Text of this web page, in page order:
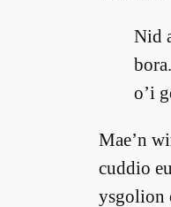
Nid
o’i
Mae’n
cuddio
ysgolion